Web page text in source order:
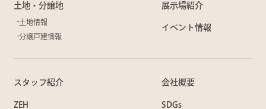
土地・分譲地
土地情報
分譲戸建情報
展示場紹介
イベント情報
スタッフ紹介 会社概要
ZEH SDGs